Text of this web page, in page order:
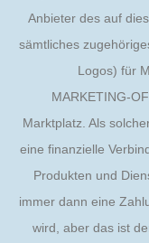
Anbieter des auf
sämtliches
Logos) für
MARKETING-
Marktplatz. Als
eine finanzielle
Produkten und
immer dann eine
wird, aber das ist